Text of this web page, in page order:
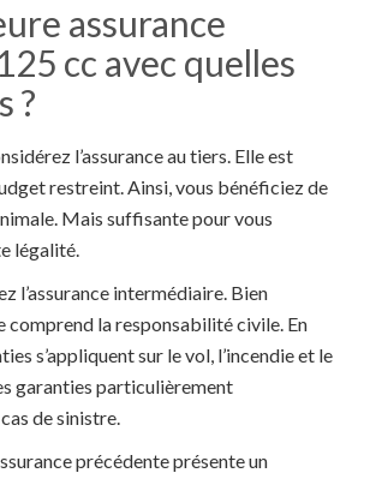
assurance
cc avec quelles
?
l’assurance au tiers. Elle est
restreint. Ainsi, vous bénéficiez de
Mais suffisante pour vous
légalité.
l’assurance intermédiaire. Bien
comprend la responsabilité civile. En
s’appliquent sur le vol, l’incendie et le
garanties particulièrement
de sinistre.
précédente présente un